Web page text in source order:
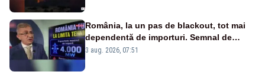
România, la un pas de blackout, tot mai
dependentă de importuri. Semnal de
alarmă tras de un expert în energie
3 aug. 2026, 07:51